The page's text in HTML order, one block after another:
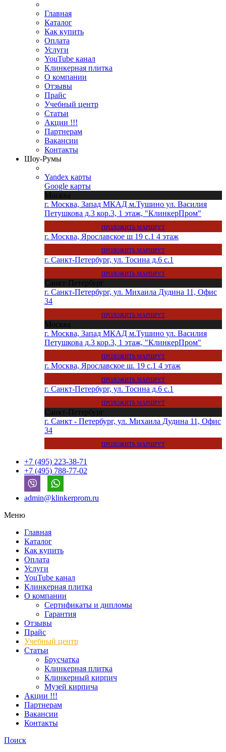
Главная
Каталог
Как купить
Оплата
Услуги
YouTube канал
Клинкерная плитка
О компании
Отзывы
Прайс
Учебный центр
Статьи
Акции !!!
Партнерам
Вакансии
Контакты
Шоу-Румы
Yandex карты
Google карты
Москва
г. Москва, Запад МКАД м.Тушино ул. Василия
Петушкова д.3 кор.3, 1 этаж, "КлинкерПром"
ПРОЛОЖИТЬ МАРШРУТ
г. Москва, Ярославское ш 19 с.1 4 этаж
ПРОЛОЖИТЬ МАРШРУТ
г. Санкт-Петербург, ул. Тосина д.6 с.1
ПРОЛОЖИТЬ МАРШРУТ
Санкт-Петербург
г. Санкт-Петербург, ул. Михаила Дудина 11, Офис
34
ПРОЛОЖИТЬ МАРШРУТ
Москва
г. Москва, Запад МКАД м.Тушино ул. Василия
Петушкова д.3 кор.3, 1 этаж, "КлинкерПром"
ПРОЛОЖИТЬ МАРШРУТ
г. Москва, Ярославское ш. 19 с.1 4 этаж
ПРОЛОЖИТЬ МАРШРУТ
г. Санкт-Петербург, ул. Тосина д.6 с.1
ПРОЛОЖИТЬ МАРШРУТ
Санкт-Петербург
г. Санкт - Петербург, ул. Михаила Дудина 11, Офис
34
ПРОЛОЖИТЬ МАРШРУТ
+7 (495) 223-38-71
+7 (495) 788-77-02
admin@klinkerprom.ru
Меню
Главная
Каталог
Как купить
Оплата
Услуги
YouTube канал
Клинкерная плитка
О компании
Сертификаты и дипломы
Гарантия
Отзывы
Прайс
Учебный центр
Статьи
Брусчатка
Клинкерная плитка
Клинкерный кирпич
Музей кирпича
Акции !!!
Партнерам
Вакансии
Контакты
Поиск